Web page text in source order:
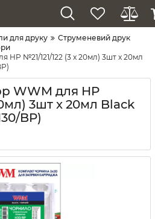
для друку
Струменевий друк
HP №21/121/122 (3 x 20мл) 3шт x 20мл
WWM для HP
3шт x 20мл Black
BP)